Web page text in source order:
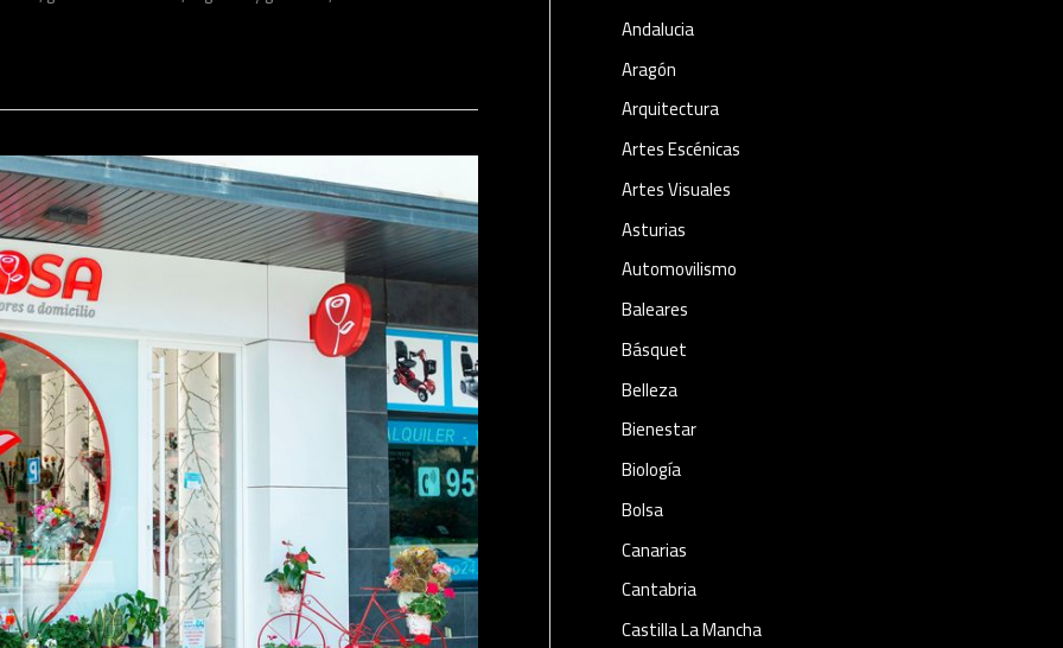
Andalucia
Aragón
Arquitectura
Artes Escénicas
Artes Visuales
Asturias
Automovilismo
Baleares
Básquet
Belleza
Bienestar
Biología
Bolsa
Canarias
Cantabria
Castilla La Mancha